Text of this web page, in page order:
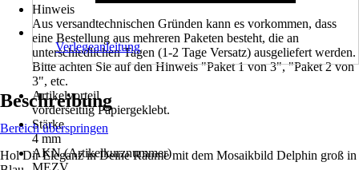
Hinweis
Aus versandtechnischen Gründen kann es vorkommen, dass
eine Bestellung aus mehreren Paketen besteht, die an
unterschiedlichen Tagen (1-2 Tage Versatz) ausgeliefert werden.
Bitte achten Sie auf den Hinweis "Paket 1 von 3", "Paket 2 von
3", etc.
Artikelvorteil
vorderseitiig Papiergeklebt.
Stärke
4 mm
AKN (Artikelkurznummer)
MEZV
Verlegeanleitung
Beschreibung
Bereich überspringen
Hol Dir Eleganz in Deine Räume mit dem Mosaikbild Delphin groß in